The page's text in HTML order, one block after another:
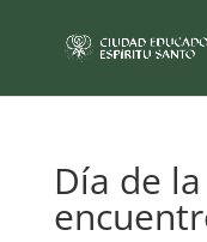
Día de